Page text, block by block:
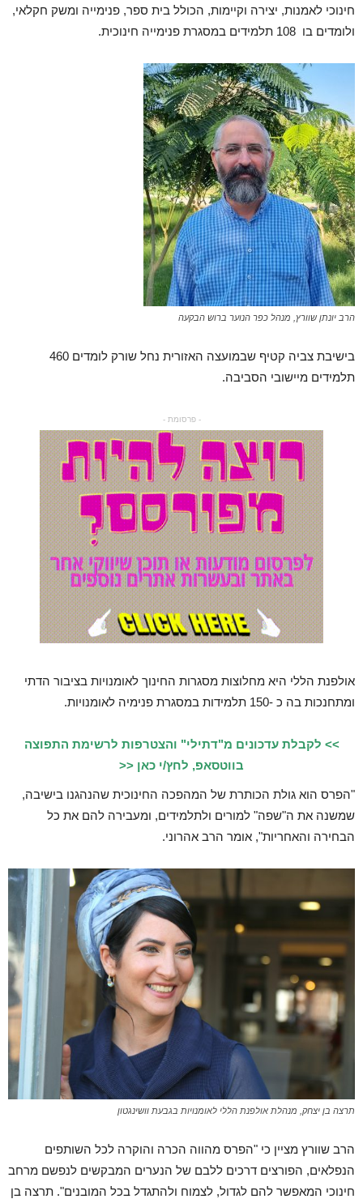
חינוכי לאמנות, יצירה וקיימות, הכולל בית ספר, פנימייה ומשק חקלאי,
ולומדים בו 108 תלמידים במסגרת פנימייה חינוכית.
הרב יונתן שוורץ, מנהל כפר הנוער ברוש הבקעה
בישיבת צביה קטיף שבמועצה האזורית נחל שורק לומדים 460
תלמידים מיישובי הסביבה.
- פרסומת -
אולפנת הללי היא מחלוצות מסגרות החינוך לאומנויות בציבור הדתי
ומתחנכות בה כ -150 תלמידות במסגרת פנימיה לאומנויות.
>> לקבלת עדכונים מ"דתילי" והצטרפות לרשימת התפוצה
בווטסאפ, לחץ/י כאן <<
"הפרס הוא גולת הכותרת של המהפכה החינוכית שהנהגנו בישיבה,
שמשנה את ה"שפה" למורים ולתלמידים, ומעבירה להם את כל
הבחירה והאחריות", אומר הרב אהרוני.
תרצה בן יצחק, מנהלת אולפנת הללי לאומנויות בגבעת וושינגטון
הרב שוורץ מציין כי "הפרס מהווה הכרה והוקרה לכל השותפים
הנפלאים, הפורצים דרכים ללבם של הנערים המבקשים לנפשם מרחב
חינוכי המאפשר להם לגדול, לצמוח ולהתגדל בכל המובנים". תרצה בן